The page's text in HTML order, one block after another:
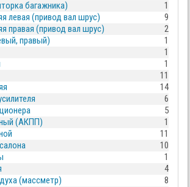
багажника)
1
левая (привод вал шрус)
9
правая (привод вал шрус)
2
правый)
1
1
1
11
14
6
5
(АКПП)
1
11
10
1
4
(массметр)
8